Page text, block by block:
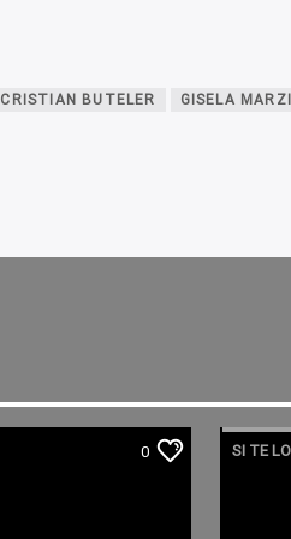
CRISTIAN BUTELER GISELA
0 SI TE